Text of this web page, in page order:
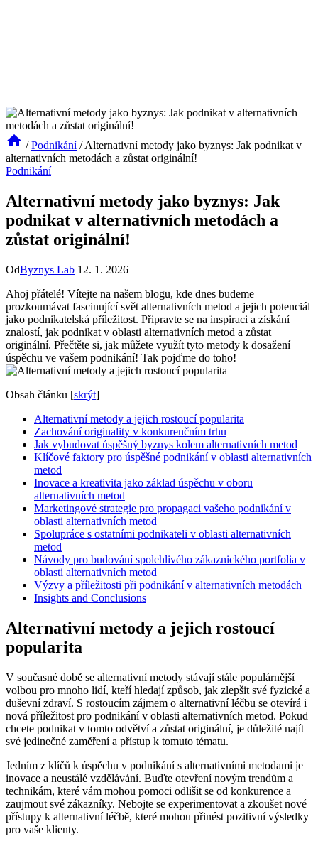
/ Podnikání / Alternativní metody jako byznys: Jak podnikat v
alternativních metodách a zůstat originální!
Podnikání
Alternativní metody jako byznys: Jak
podnikat v alternativních metodách a
zůstat originální!
OdByznys Lab 12. 1. 2026
Ahoj přátelé! Vítejte na našem blogu, kde dnes budeme
prozkoumávat fascinující svět alternativních metod a jejich potenciál
jako podnikatelská příležitost. Připravte se na inspiraci a získání
znalostí, jak podnikat v oblasti alternativních metod a zůstat
originální. Přečtěte si, jak můžete využít tyto metody k dosažení
úspěchu ve vašem podnikání! Tak pojďme do toho!
Obsah článku [skrýt]
Alternativní metody a jejich rostoucí popularita
Zachování originality v konkurenčním trhu
Jak vybudovat úspěšný byznys kolem alternativních metod
Klíčové faktory pro úspěšné podnikání v oblasti alternativních
metod
Inovace a kreativita jako základ úspěchu v oboru
alternativních metod
Marketingové strategie pro propagaci vašeho podnikání v
oblasti alternativních metod
Spolupráce s ostatními podnikateli v oblasti alternativních
metod
Návody pro budování spolehlivého zákaznického portfolia v
oblasti alternativních metod
Výzvy a příležitosti při podnikání v alternativních metodách
Insights and Conclusions
Alternativní metody a jejich rostoucí
popularita
V současné době se alternativní metody stávají stále populárnější
volbou pro mnoho lidí, kteří hledají způsob, jak zlepšit své fyzické a
duševní zdraví. S rostoucím zájmem o alternativní léčbu se otevírá i
nová příležitost pro podnikání v oblasti alternativních metod. Pokud
chcete podnikat v tomto odvětví a zůstat originální, je důležité najít
své jedinečné zaměření a přístup k tomuto tématu.
Jedním z klíčů k úspěchu v podnikání s alternativními metodami je
inovace a neustálé vzdělávání. Buďte otevření novým trendům a
technikám, které vám mohou pomoci odlišit se od konkurence a
zaujmout své zákazníky. Nebojte se experimentovat a zkoušet nové
přístupy k alternativní léčbě, které mohou přinést pozitivní výsledky
pro vaše klienty.